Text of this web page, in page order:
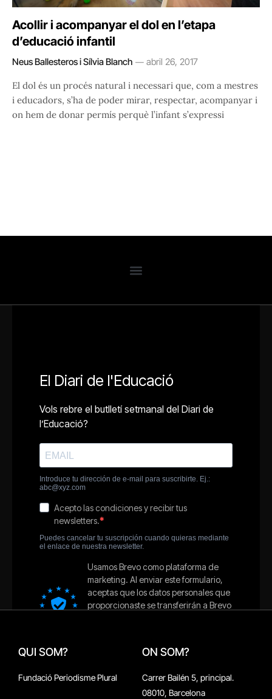
Acollir i acompanyar el dol en l’etapa
d’educació infantil
Neus Ballesteros i Sílvia Blanch abril 26, 2017
El dol és un procés natural i necessari que, com a mestres
i educadors, s’ha de poder mirar, respectar, acompanyar i
on hem de donar permís perquè l’infant s’expressi
QUI SOM?
Fundació Periodisme Plural
ON SOM?
Carrer Bailén 5, principal.
08010, Barcelona